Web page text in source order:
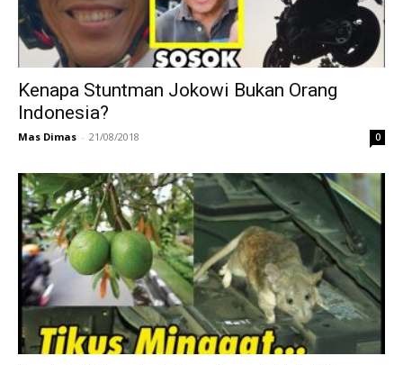
Kenapa Stuntman Jokowi Bukan Orang
Indonesia?
Mas Dimas - 21/08/2018 0